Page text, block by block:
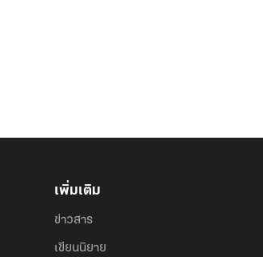
เพิ่มเติม
ข่าวสาร
เขียนนิยาย